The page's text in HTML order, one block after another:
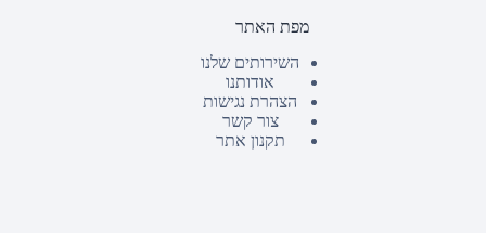
מפת האתר
השירותים שלנו
אודותנו
הצהרת נגישות
צור קשר
תקנון אתר